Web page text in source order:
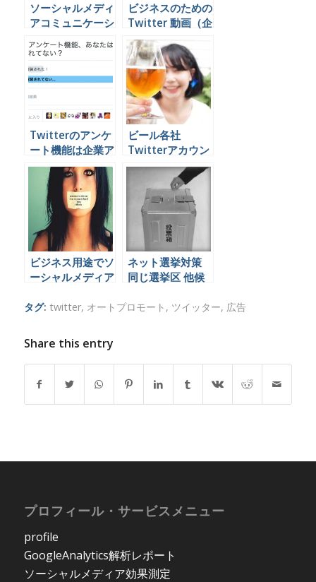
ソーシャルメディ
アコミュニケーシ
ョンの代行業務を
できる会社は日本
にほとんど無いら
しい。
ビジネスのための
Twitter 動画（企
業向け）
Twitterのアンケ
ート機能は企業ア
カウントでこう使
うといいと思うん
やけど
ビール各社
Twitterアカウン
ト比較
ビジネス用途でソ
ーシャルメディア
満を垂れ流しては
由
ネット選挙対策
同じ選挙区 他候
ディアの影響度を
タグ: twitter, オートプロモート , ツイッター, 広告
Share this entry
プロフィール・サービスメニュー
profile
GoogleAnalytics解析レポート
ソーシャルメディア効果測定